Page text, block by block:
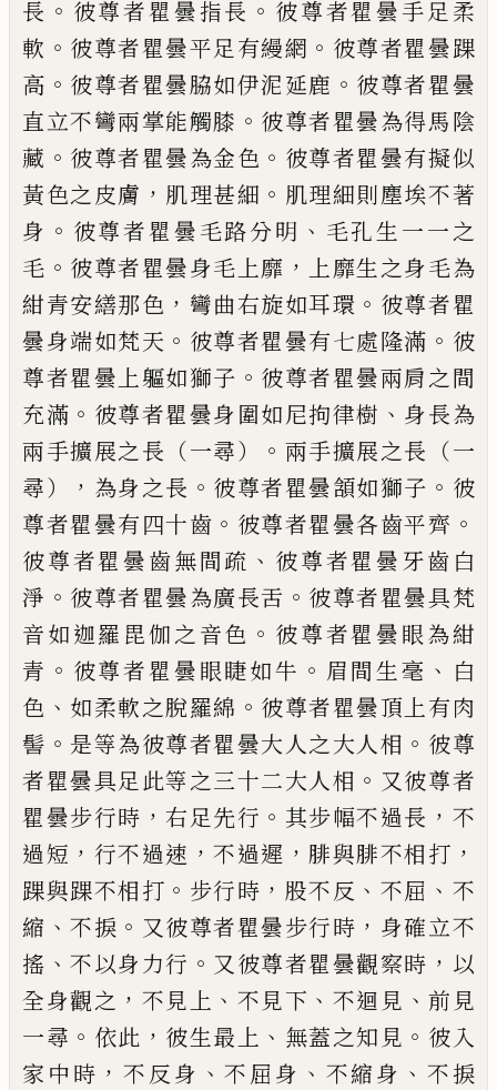
長 。 彼尊者瞿曇指長 。 彼尊者瞿曇手足柔
軟 。 彼尊者瞿曇平足有縵網 。 彼尊者瞿曇踝
高 。 彼尊者瞿曇脇如伊泥延鹿 。 彼尊者瞿曇
直立不彎兩掌能觸膝 。 彼尊者瞿曇為得馬陰
藏 。 彼尊者瞿曇為金色 。 彼尊者瞿曇有擬似
黃色之皮膚 ， 肌理甚細 。 肌理細則塵埃不著
身 。 彼尊者瞿曇毛路分明 、 毛孔生一一之
毛 。 彼尊者瞿曇身毛上靡 ，
上靡生之身毛為
紺青安繕那色 ， 彎曲右旋如耳環 。 彼尊者瞿
曇身端如梵天 。 彼尊者瞿曇有七處隆滿 。 彼
尊者瞿曇上軀如獅子 。 彼尊者瞿曇兩肩之間
充滿 。 彼尊者瞿曇身圍如尼拘律樹 、 身長為
兩手擴展之長（一尋）
。 兩手擴展之長（一
尋）
， 為身之長 。 彼尊者瞿曇頷如獅子 。 彼
尊者瞿曇有四十齒 。 彼尊者瞿曇各齒平齊 。
彼尊者瞿曇齒無間疏 、 彼尊者瞿曇牙齒白
淨 。 彼尊者瞿曇為廣長舌 。 彼尊者瞿曇具梵
音如迦羅毘伽之音色 。 彼尊者瞿曇眼為紺
青 。 彼尊者瞿曇眼睫如牛 。 眉間生毫 、 白
色 、 如柔軟之脫羅綿 。 彼尊者瞿曇頂上有肉
髻 。 是等為彼尊者瞿曇大人之大人相 。 彼尊
者瞿曇具足此等之三十二大人相 。 又彼尊者
瞿曇步行時 ，右足先行 。 其步幅不過長 ， 不
過短 ， 行不過速 ，不過遲 ， 腓與腓不相打 ，
踝與踝不相打 。 步行時 ， 股不反 、 不屈 、 不
縮 、不捩 。 又彼尊者瞿曇步行時 ， 身確立不
搖 、不以身力行 。 又彼尊者瞿曇觀察時 ， 以
全身觀之 ， 不見上 、 不見下 、 不迴見 、前見
一尋 。 依此 ， 彼生最上 、 無蓋之知見 。 彼入
家中時 ，不反身 、不屈身 、 不縮身 、 不捩